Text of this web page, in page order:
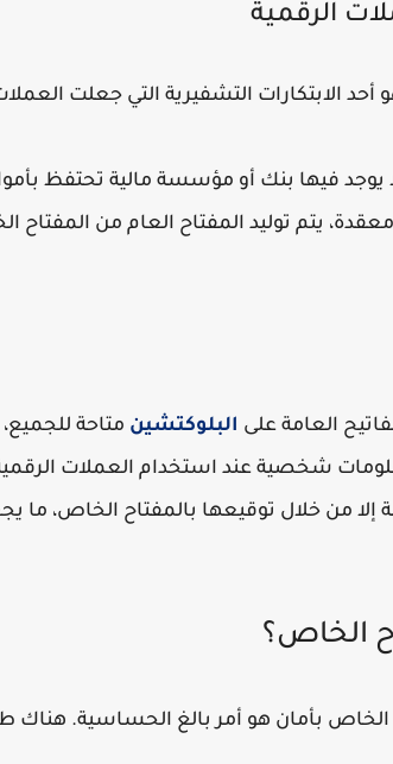
أحد الابتكارات التشفيرية التي جعلت
يوجد فيها بنك أو مؤسسة مالية تحتفظ
يتم توليد المفتاح العام من المفتاح
العامة على البلوكتشين متاحة
شخصية عند استخدام العملات
إلا من خلال توقيعها بالمفتاح الخاص،
الخاص؟
الخاص بأمان هو أمر بالغ الحساسية. هناك